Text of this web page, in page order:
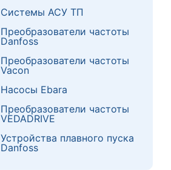
Системы АСУ ТП
Преобразователи частоты
Danfoss
Преобразователи частоты
Vacon
Насосы Ebara
Преобразователи частоты
VEDADRIVE
Устройства плавного пуска
Danfoss